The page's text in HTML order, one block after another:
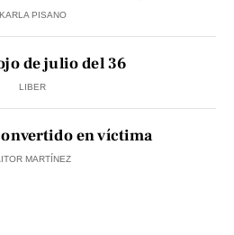
KARLA PISANO
de julio del 36
LIBER
en víctima
MARTÍNEZ